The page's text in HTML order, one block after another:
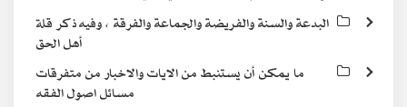
البدعة والسنة والفريضة والجماعة والفرقة ، وفيه ذكر قلة
أهل الحق
ما يمكن أن يستنبط من الايات والاخبار من متفرقات
مسائل اصول الفقه